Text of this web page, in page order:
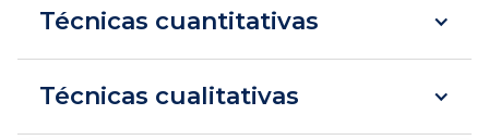
Técnicas cuantitativas
Diseños de muestras probabilísticas
Entrevistas por encuestas cara a cara (CAPI)
Técnicas cualitativas